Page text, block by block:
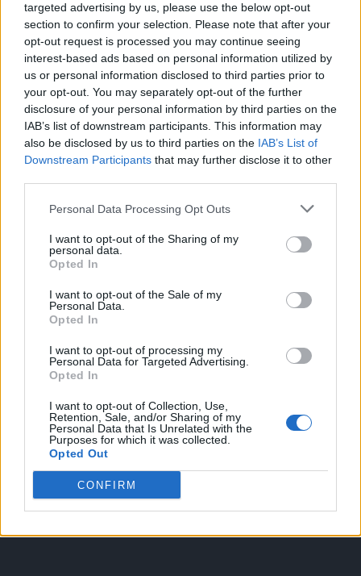
targeted advertising by us, please use the below opt-out
section to confirm your selection. Please note that after your
opt-out request is processed you may continue seeing
interest-based ads based on personal information utilized by
us or personal information disclosed to third parties prior to
your opt-out. You may separately opt-out of the further
disclosure of your personal information by third parties on the
IAB’s list of downstream participants. This information may
also be disclosed by us to third parties on the IAB’s List of
Downstream Participants that may further disclose it to other
Personal Data Processing Opt Outs
I want to opt-out of the Sharing of my
personal data.
Opted In
I want to opt-out of the Sale of my
Personal Data.
Opted In
I want to opt-out of processing my
Personal Data for Targeted Advertising.
Opted In
I want to opt-out of Collection, Use,
Retention, Sale, and/or Sharing of my
Personal Data that Is Unrelated with the
Purposes for which it was collected.
Opted Out
CONFIRM
PNCR (Terheș)
Partidul Patrioților (Surugiu)
FAR (Coarnă)
România pe Primul Loc (Ponta)
Altul
Arată rezultatele
Arhiva sondajelor
ALEGEREA EDITORULUI